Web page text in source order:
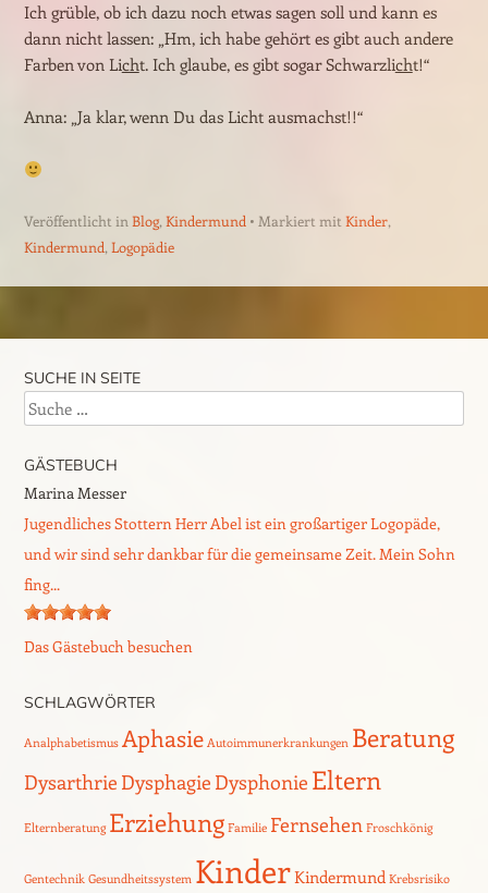
Ich grüble, ob ich dazu noch etwas sagen soll und kann es
dann nicht lassen: „Hm, ich habe gehört es gibt auch andere
Farben von Licht. Ich glaube, es gibt sogar Schwarzlicht!“
Anna: „Ja klar, wenn Du das Licht ausmachst!!“
Veröffentlicht in Blog, Kindermund Markiert mit Kinder,
Kindermund, Logopädie
SUCHE IN SEITE
Suche
GÄSTEBUCH
Marina Messer
Jugendliches Stottern Herr Abel ist ein großartiger Logopäde,
und wir sind sehr dankbar für die gemeinsame Zeit. Mein Sohn
fing...
W.Detzner
Dysphonie, Recurrenzparese und Schluckstörung Wir, meine
Gattin Karin und ich suchten nach einer HWS OP, bei meiner
Gattin, einen Logopäden,...
Das Gästebuch besuchen
SCHLAGWÖRTER
Analphabetismus Aphasie Autoimmunerkrankungen Beratung
Dysarthrie Dysphagie Dysphonie Eltern
Elternberatung Erziehung Familie Fernsehen Froschkönig
Gentechnik Gesundheitssystem KinderKindermund Krebsrisiko